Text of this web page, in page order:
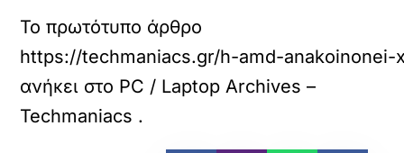
Το πρωτότυπο άρθρο
https://techmaniacs.gr/h-amd-
ανήκει στο PC / Laptop Archives –
Techmaniacs .